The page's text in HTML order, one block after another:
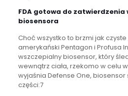
FDA gotowa do
biosensora
Choć wszystko to brzmi jak
amerykański Pentagon i Profusa
wszczepialny biosensor, który
wewnątrz ciała, rzekomo w celu
wyjaśnia Defense One, biosensor
części:7